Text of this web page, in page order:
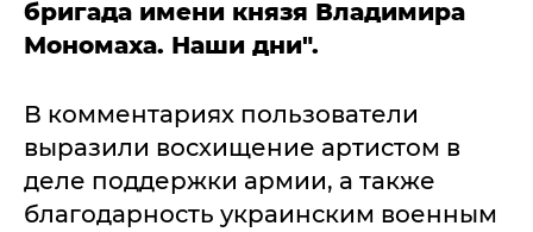
бригада имени князя Владимира
Мономаха. Наши дни".
В комментариях пользователи
выразили восхищение артистом в
деле поддержки армии, а также
благодарность украинским военным